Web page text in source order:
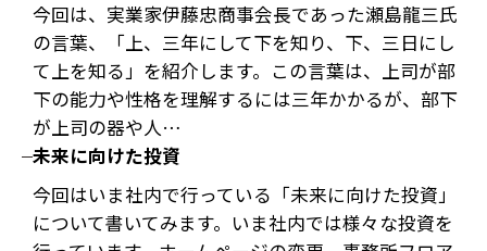
今回は、実業家伊藤忠商事会長であった瀬島龍三氏
の言葉、「上、三年にして下を知り、下、三日にし
て上を知る」を紹介します。この言葉は、上司が部
下の能力や性格を理解するには三年かかるが、部下
が上司の器や人…
未来に向けた投資
今回はいま社内で行っている「未来に向けた投資」
について書いてみます。いま社内では様々な投資を